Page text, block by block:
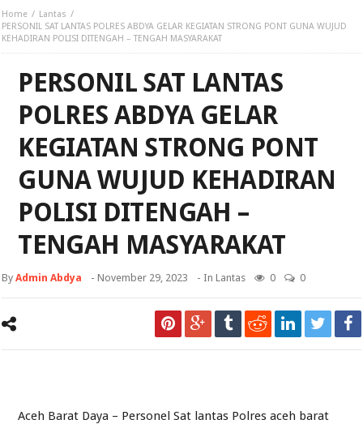
Home
Lantas
PERSONIL SAT LANTAS POLRES ABDYA GELAR KEGIATAN STRONG PONT GUNA WUJUD
KEHADIRAN POLISI DITENGAH – TENGAH MASYARAKAT
PERSONIL SAT LANTAS
POLRES ABDYA GELAR
KEGIATAN STRONG PONT
GUNA WUJUD KEHADIRAN
POLISI DITENGAH –
TENGAH MASYARAKAT
ByAdmin Abdya -November 29, 2023 - InLantas 0 0
Aceh Barat Daya – Personel Sat lantas Polres aceh barat